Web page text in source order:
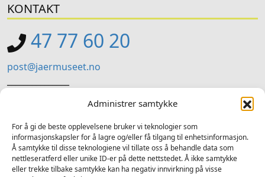
Administrer samtykke
For å gi de beste opplevelsene bruker vi teknologier som
informasjonskapsler for å lagre og/eller få tilgang til enhetsinformasjon.
Å samtykke til disse teknologiene vil tillate oss å behandle data som
nettleseratferd eller unike ID-er på dette nettstedet. Å ikke samtykke
eller trekke tilbake samtykke kan ha negativ innvirkning på visse
KONTAKT
47 77 60 20
post@jaermuseet.no
Kviavegen 99, Nærbø
SOSIALE MEDIER
Følg oss på sosiale medium for nyheiter og tilbod